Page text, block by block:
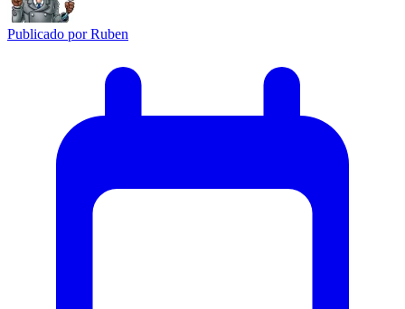
Publicado porRuben